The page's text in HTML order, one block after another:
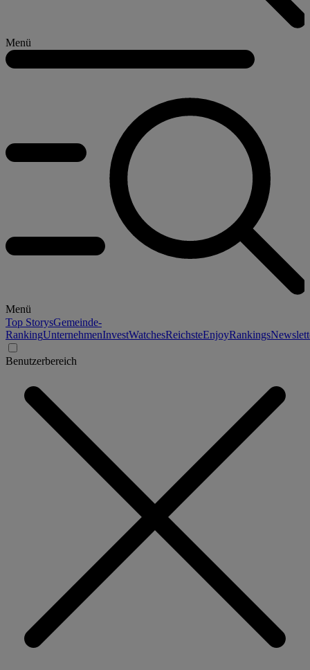
Menü
Menü
Top StorysGemeinde-
RankingUnternehmenInvestWatchesReichsteEnjoyRankings
Benutzerbereich